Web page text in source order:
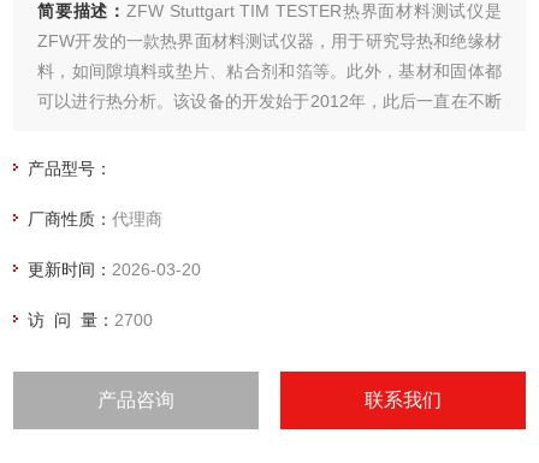
简要描述： ZFW Stuttgart TIM TESTER热界面材料测试仪是
ZFW开发的一款热界面材料测试仪器，用于研究导热和绝缘材
料，如间隙填料或垫片、粘合剂和箔等。此外，基材和固体都
可以进行热分析。该设备的开发始于2012年，此后一直在不断
标准
产品型号：
厂商性质：代理商
更新时间： 2026-03-20
访 问 量： 2700
产品咨询 联系我们